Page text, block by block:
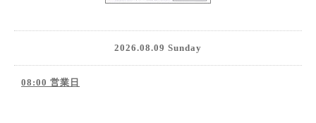
2026.08.09 Sunday
08:00 営業日